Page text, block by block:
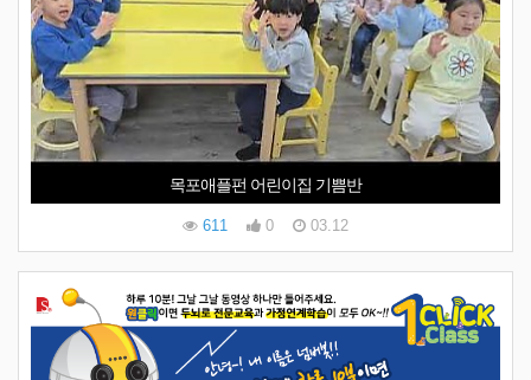
목포애플펀 어린이집 기쁨반
611 0 03.12